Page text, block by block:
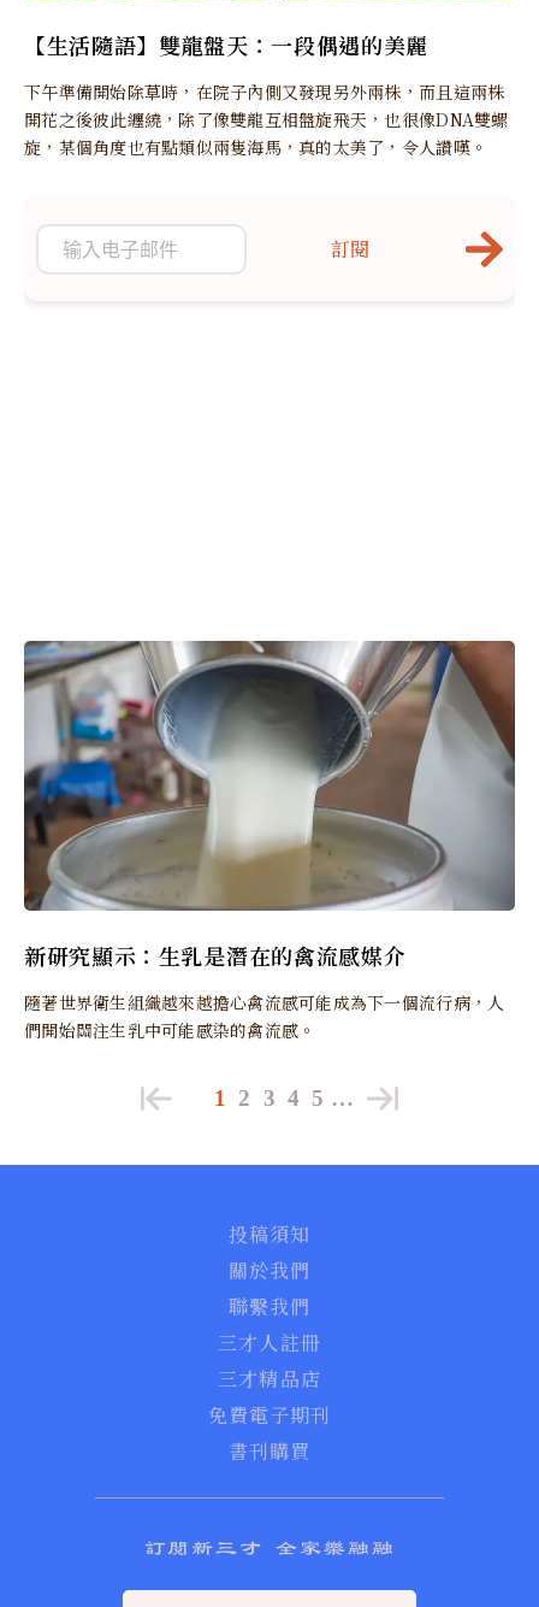
【生活隨語】雙龍盤天：一段偶遇的美麗
下午準備開始除草時，在院子內側又發現另外兩株，而且這兩株
開花之後彼此纏繞，除了像雙龍互相盤旋飛天，也很像DNA雙螺
旋，某個角度也有點類似兩隻海馬，真的太美了，令人讚嘆。
新研究顯示：生乳是潛在的禽流感媒介
隨著世界衛生組織越來越擔心禽流感可能成為下一個流行病，人
們開始關注生乳中可能感染的禽流感。
訂閱
1 2 3 4 5 …
投稿須知
關於我們
聯繫我們
三才人註冊
三才精品店
免費電子期刊
書刊購買
訂閱新三才 全家樂融融